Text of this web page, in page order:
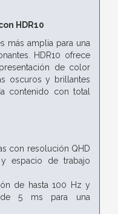
HDR10
más amplia para una
HDR10 ofrece
de color
oscuros y brillantes
contenido con total
con resolución QHD
espacio de trabajo
de hasta 100 Hz y
5 ms para una